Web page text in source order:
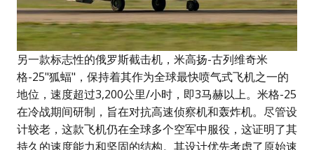
另一款标志性的俄罗斯截击机，米高扬-古列维奇米
格-25"狐蝠"，保持着其作为全球最快喷气式飞机之一的
地位，速度超过3,200公里/小时，即3马赫以上。米格-25
在冷战期间研制，旨在对抗高速侦察机和轰炸机。尽管设
计较老，这款飞机仍在全球多个空军中服役，这证明了其
持久的速度能力和坚固的结构。其设计优先考虑了原始速